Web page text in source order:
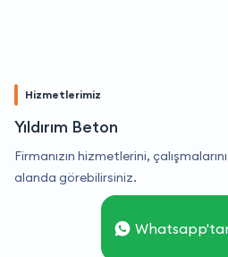
Hizmetlerimiz
Yıldırım Beton
Firmanızın hizmetlerini,
alanda görebilirsiniz.